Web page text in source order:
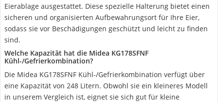
Eierablage ausgestattet. Diese spezielle Halterung bietet einen
sicheren und organisierten Aufbewahrungsort für Ihre Eier,
sodass sie vor Beschädigungen geschützt und leicht zu finden
sind.
Welche Kapazität hat die Midea KG178SFNF
Kühl-/Gefrierkombination?
Die Midea KG178SFNF Kühl-/Gefrierkombination verfügt über
eine Kapazität von 248 Litern. Obwohl sie ein kleineres Modell
in unserem Vergleich ist, eignet sie sich gut für kleine